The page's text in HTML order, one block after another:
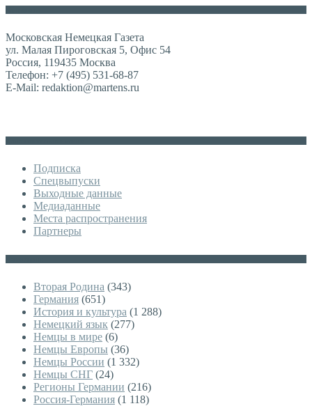
Московская Немецкая Газета
ул. Малая Пироговская 5, Офис 54
Россия, 119435 Москва
Телефон: +7 (495) 531-68-87
E-Mail: redaktion@martens.ru
Подписка
Спецвыпуски
Выходные данные
Медиаданные
Места распространения
Партнеры
Вторая Родина (343)
Германия (651)
История и культура (1 288)
Немецкий язык (277)
Немцы в мире (6)
Немцы Европы (36)
Немцы России (1 332)
Немцы СНГ (24)
Регионы Германии (216)
Россия-Германия (1 118)